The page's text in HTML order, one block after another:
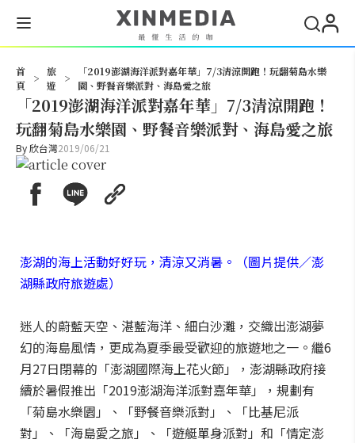
首
頁
>
旅
遊
>
「2019澎湖海洋派對嘉年華」7/3清涼開跑！玩翻菊島水樂
園、野餐音樂派對、海島愛之旅
「2019澎湖海洋派對嘉年華」7/3清涼開跑！
玩翻菊島水樂園、野餐音樂派對、海島愛之旅
By欣台灣2019/06/21
澎湖的海上活動好好玩，清涼又消暑。（圖片提供／澎
湖縣政府旅遊處）
迷人的蔚藍天空、湛藍海洋、細白沙灘，交織出澎湖夢
幻的海島風情，更成為夏季最受歡迎的旅遊地之一。繼6
月27日閉幕的「澎湖國際海上花火節」，澎湖縣政府接
續於暑假推出「2019澎湖海洋派對嘉年華」，規劃有
「菊島水樂園」、「野餐音樂派對」、「比基尼派
對」、「海島愛之旅」、「遊艇單身派對」和「情定澎